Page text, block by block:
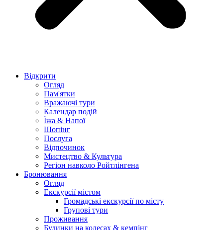
Відкрити
Огляд
Пам'ятки
Вражаючі тури
Календар подій
Їжа & Напої
Шопінг
Послуга
Відпочинок
Мистецтво & Культура
Регіон навколо Ройтлінгена
Бронювання
Огляд
Екскурсії містом
Громадські екскурсії по місту
Групові тури
Проживання
Будинки на колесах & кемпінг